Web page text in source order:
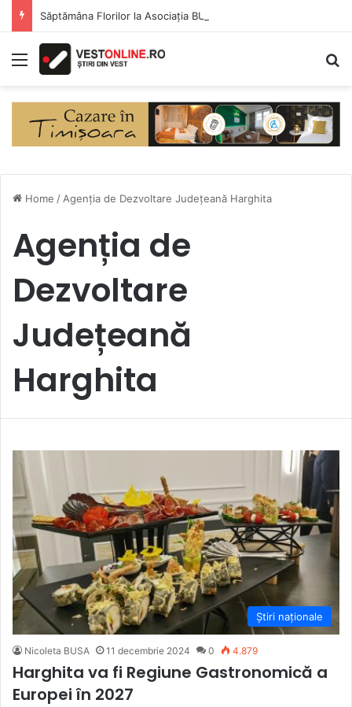
Săptămâna Florilor la Asociația BUNETI
Menu
Home / Agenția de Dezvoltare Județeană Harghita
Agenția de
Dezvoltare
Județeană
Harghita
Știri naționale
Nicoleta BUSA 11 decembrie 2024 0 4.879
Harghita va fi Regiune Gastronomică a
Europei în 2027